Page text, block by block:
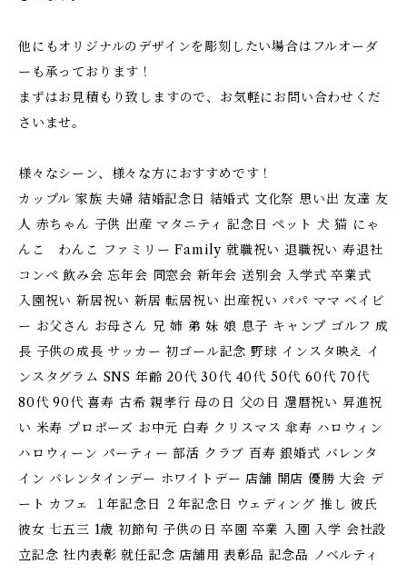
他にもオリジナルのデザインを彫刻したい場合はフルオーダ
ーも承っております！
まずはお見積もり致しますので、お気軽にお問い合わせくだ
さいませ。
様々なシーン、様々な方におすすめです！
カップル 家族 夫婦 結婚記念日 結婚式 文化祭 思い出 友達 友
人 赤ちゃん 子供 出産 マタニティ 記念日 ペット 犬 猫 にゃ
んこ わんこ ファミリー Family 就職祝い 退職祝い 寿退社
コンペ 飲み会 忘年会 同窓会 新年会 送別会 入学式 卒業式
入園祝い 新居祝い 新居 転居祝い 出産祝い パパ ママ ベイビ
ー お父さん お母さん 兄 姉 弟 妹 娘 息子 キャンプ ゴルフ 成
長 子供の成長 サッカー 初ゴール記念 野球 インスタ映え イ
ンスタグラム SNS 年齢 20代 30代 40代 50代 60代 70代
80代 90代 喜寿 古希 親孝行 母の日 父の日 還暦祝い 昇進祝
い 米寿 プロポーズ お中元 白寿 クリスマス 傘寿 ハロウィン
ハロウィーン パーティー 部活 クラブ 百寿 銀婚式 バレンタ
イン バレンタインデー ホワイトデー 店舗 開店 優勝 大会 デ
ート カフェ １年記念日 ２年記念日 ウェディング 推し 彼氏
彼女 七五三 1歳 初節句 子供の日 卒園 卒業 入園 入学 会社設
立記念 社内表彰 就任記念 店舗用 表彰品 記念品 ノベルティ